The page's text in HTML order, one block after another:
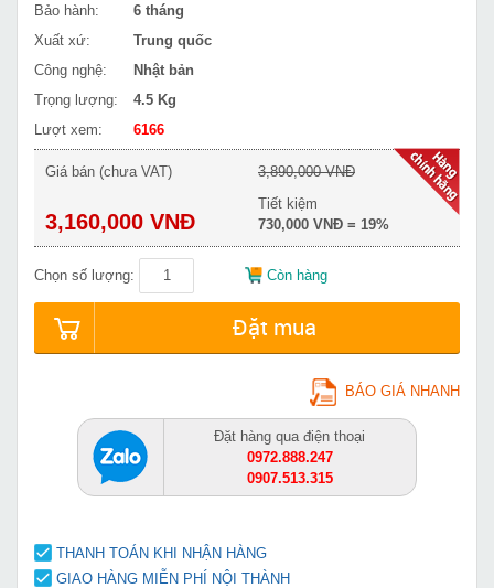
Bảo hành:
6 tháng
Xuất xứ:
Trung quốc
Công nghệ:
Nhật bản
Trọng lượng:
4.5 Kg
Lượt xem:
6166
Giá bán (chưa VAT)
3,160,000 VNĐ
3,890,000 VNĐ
Tiết kiệm
730,000 VNĐ = 19%
Chọn số lượng: Còn hàng
Đặt mua
BÁO GIÁ NHANH
Đặt hàng qua điện thoại
0972.888.247
0907.513.315
THANH TOÁN KHI NHẬN HÀNG
GIAO HÀNG MIỄN PHÍ NỘI THÀNH